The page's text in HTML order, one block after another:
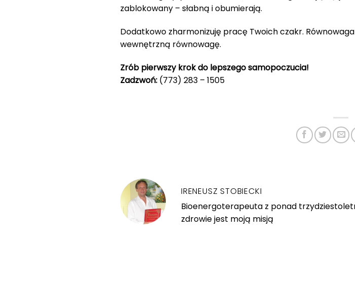
zablokowany – słabną i obumierają.
Dodatkowo zharmonizuję pracę Twoich czakr.
wewnętrzną równowagę.
Zrób pierwszy krok do lepszego samopoczucia!
Zadzwoń: (773) 283 – 1505
IRENEUSZ STOBIECKI
Bioenergoterapeuta z ponad
zdrowie jest moją misją